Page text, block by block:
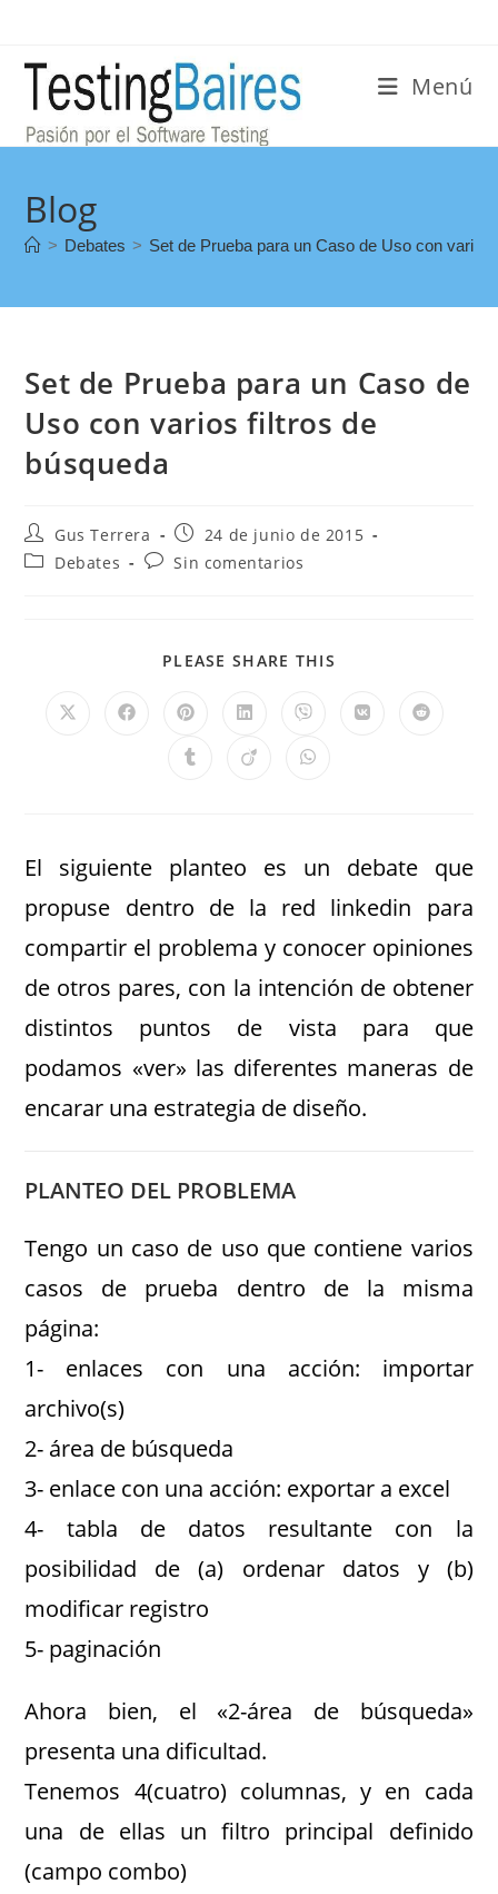
Menú
Blog
> Debates > Set de Prueba para un Caso de Uso con varios
Set de Prueba para un Caso de
Uso con varios filtros de
búsqueda
Gus Terrera
24 de junio de 2015
Debates
Sin comentarios
PLEASE SHARE THIS
El siguiente planteo es un debate que
propuse dentro de la red linkedin para
compartir el problema y conocer opiniones
de otros pares, con la intención de obtener
distintos puntos de vista para que
podamos «ver» las diferentes maneras de
encarar una estrategia de diseño.
PLANTEO DEL PROBLEMA
Tengo un caso de uso que contiene varios
casos de prueba dentro de la misma
página:
1- enlaces con una acción: importar
archivo(s)
2- área de búsqueda
3- enlace con una acción: exportar a excel
4- tabla de datos resultante con la
posibilidad de (a) ordenar datos y (b)
modificar registro
5- paginación
Ahora bien, el «2-área de búsqueda»
presenta una dificultad.
Tenemos 4(cuatro) columnas, y en cada
una de ellas un filtro principal definido
(campo combo)